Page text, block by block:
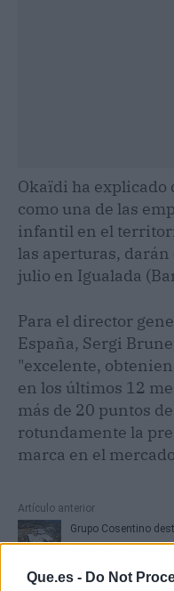
Que.es - Do Not
Okaïdi ha explicado
como una de las
infantil en el
las aperturas,
julio en Igualada
Para el director
España, Sergi
"excelente,
en los últimos 12
más de 20 puntos
rotundamente la
marca en el
Artículo anterior
Grupo Cosentino
a innovación más